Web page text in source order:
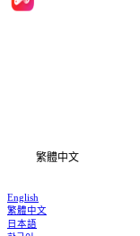
繁體中文
English
繁體中文
日本語